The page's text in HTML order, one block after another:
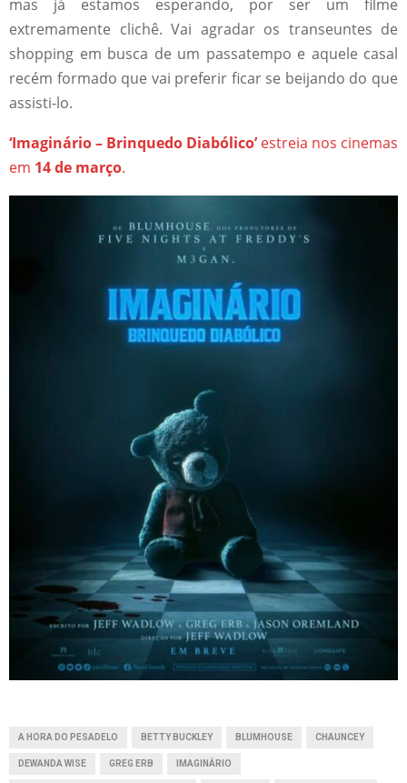
mas já estamos esperando, por ser um filme
extremamente clichê. Vai agradar os transeuntes de
shopping em busca de um passatempo e aquele casal
recém formado que vai preferir ficar se beijando do que
assisti-lo.
‘Imaginário – Brinquedo Diabólico’estreia nos cinemas
em 14 de março.
A HORA DO PESADELO BETTY BUCKLEY BLUMHOUSE CHAUNCEY
DEWANDA WISE GREG ERB IMAGINÁRIO